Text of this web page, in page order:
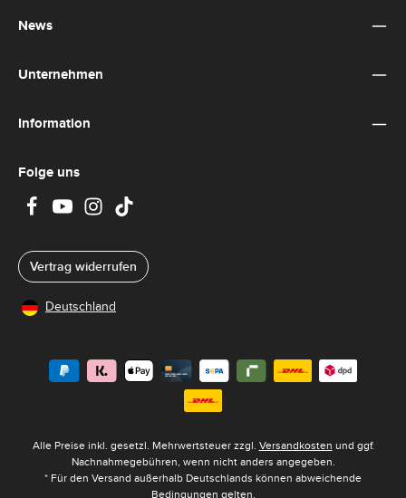
News
Unternehmen
Information
Folge uns
Vertrag widerrufen
Deutschland
Alle Preise inkl. gesetzl. Mehrwertsteuer zzgl. Versandkosten und ggf.
Nachnahmegebühren, wenn nicht anders angegeben.
* Für den Versand außerhalb Deutschlands können abweichende
Bedingungen gelten.